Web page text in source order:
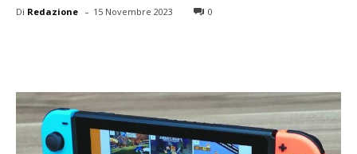
Di Redazione - 15 Novembre 2023 0